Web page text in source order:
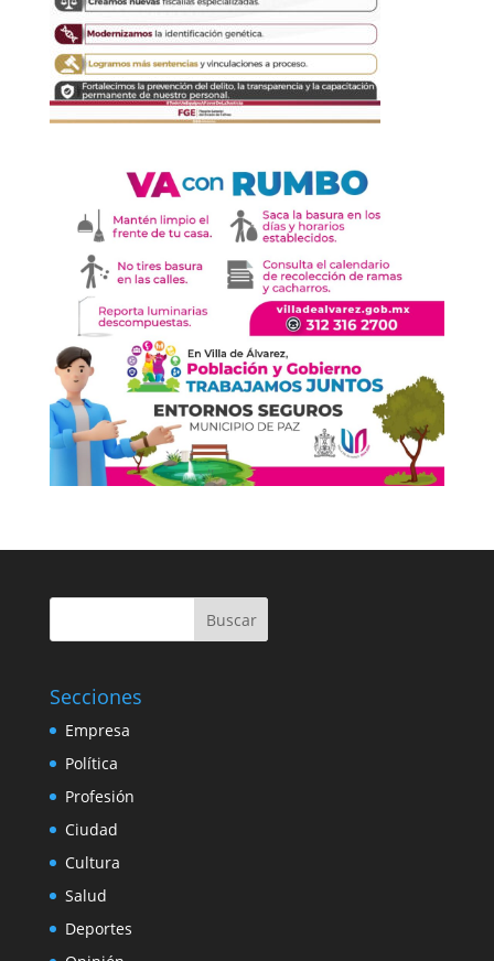
Buscar
Secciones
Empresa
Política
Profesión
Ciudad
Cultura
Salud
Deportes